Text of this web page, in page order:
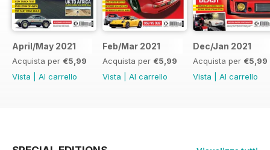
April/May 2021
Acquista per €5,99
Vista
Al carrello
Feb/Mar 2021
Acquista per €5,99
Vista
Al carrello
Dec/Jan 2021
Acquista per €5,99
Vista
Al carrello